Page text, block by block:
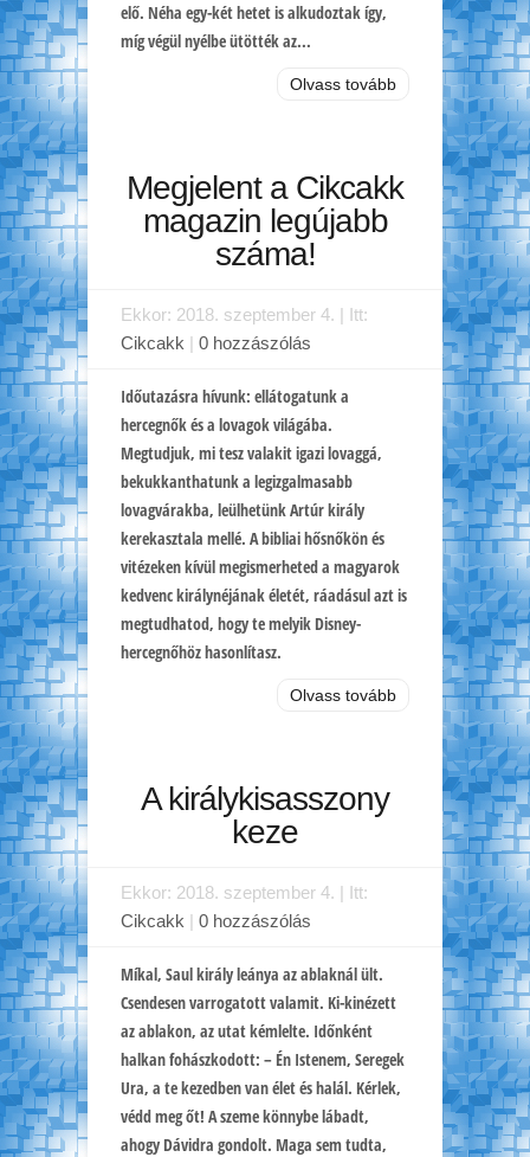
elő. Néha egy-két hetet is alkudoztak így,
míg végül nyélbe ütötték az...
Olvass tovább
Megjelent a Cikcakk
magazin legújabb
száma!
Ekkor: 2018. szeptember 4. | Itt:
Cikcakk | 0 hozzászólás
Időutazásra hívunk: ellátogatunk a
hercegnők és a lovagok világába.
Megtudjuk, mi tesz valakit igazi lovaggá,
bekukkanthatunk a legizgalmasabb
lovagvárakba, leülhetünk Artúr király
kerekasztala mellé. A bibliai hősnőkön és
vitézeken kívül megismerheted a magyarok
kedvenc királynéjának életét, ráadásul azt is
megtudhatod, hogy te melyik Disney-
hercegnőhöz hasonlítasz.
Olvass tovább
A királykisasszony
keze
Ekkor: 2018. szeptember 4. | Itt:
Cikcakk | 0 hozzászólás
Míkal, Saul király leánya az ablaknál ült.
Csendesen varrogatott valamit. Ki-kinézett
az ablakon, az utat kémlelte. Időnként
halkan fohászkodott: – Én Istenem, Seregek
Ura, a te kezedben van élet és halál. Kérlek,
védd meg őt! A szeme könnybe lábadt,
ahogy Dávidra gondolt. Maga sem tudta,